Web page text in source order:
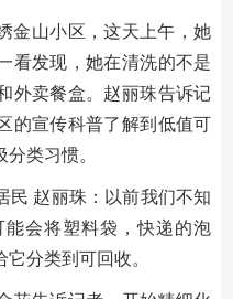
金山小区，这天上午，她
看发现，她在清洗的不是
外卖餐盒。赵丽珠告诉记
的宣传科普了解到低值可
类习惯。
民 赵丽珠：以前我们不知
会将塑料袋，快递的泡
分类到可回收。